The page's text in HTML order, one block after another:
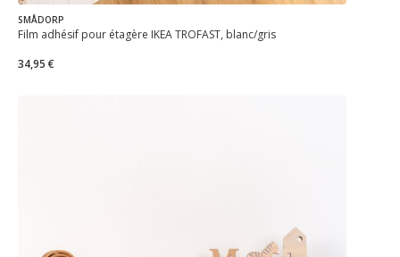
SMÅDORP
Film adhésif pour étagère IKEA TROFAST, blanc/gris
34,95 €